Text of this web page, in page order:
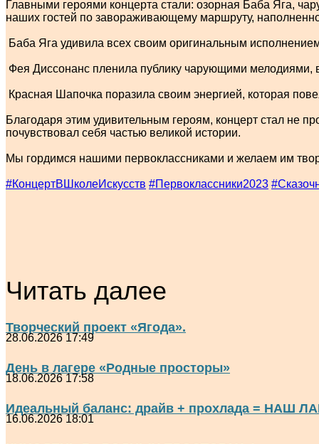
Главными героями концерта стали: озорная Баба Яга,
наших гостей по завораживающему маршруту,
Баба Яга удивила всех своим оригинальным
Фея Диссонанс пленила публику чарующими мелодиями,
Красная Шапочка поразила своим энергией, которая
Благодаря этим удивительным героям, концерт стал не
почувствовал себя частью великой истории.
Мы гордимся нашими первоклассниками и желаем им
#КонцертВШколеИскусств #Первоклассники2023
Читать далее
Творческий проект «Ягода».
28.06.2026 17:49
День в лагере «Родные просторы»
18.06.2026 17:58
Идеальный баланс: драйв + прохлада = НАШ
16.06.2026 18:01